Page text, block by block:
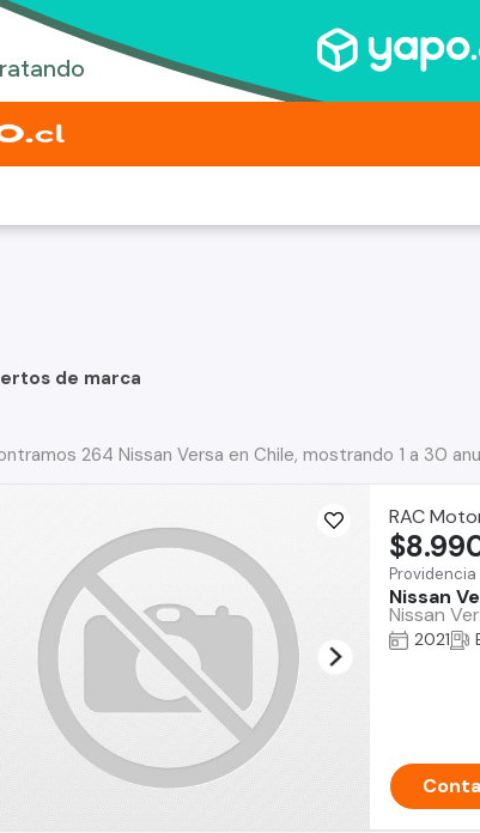
de marca
264 Nissan Versa en Chile, mostrando 1 a 30
RAC
Providencia
Nissan
Nissan
2021